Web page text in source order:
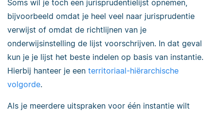
Soms wil je toch een jurisprudentielijst opnemen,
bijvoorbeeld omdat je heel veel naar jurisprudentie
verwijst of omdat de richtlijnen van je
onderwijsinstelling de lijst voorschrijven. In dat geval
kun je je lijst het beste indelen op basis van instantie.
Hierbij hanteer je een territoriaal-hiërarchische
volgorde.
Als je meerdere uitspraken voor één instantie wilt